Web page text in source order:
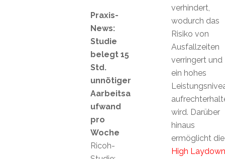
verhindert,
wodurch das
Risiko von
Ausfallzeiten
verringert und
ein hohes
wird. Darüber
hinaus
ermöglicht die
High Laydown
Praxis-
News:
Studie
belegt 15
Std.
unnötiger
Aarbeitsa
ufwand
pro
Woche
Ricoh-